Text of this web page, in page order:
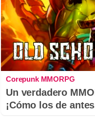
Corepunk MMORPG
Un verdadero
¡Cómo los de